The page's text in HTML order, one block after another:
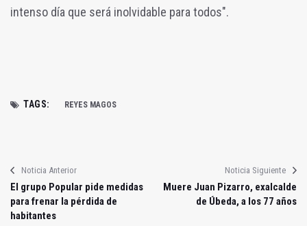
intenso día que será inolvidable para todos".
TAGS: REYES MAGOS
Noticia Anterior
El grupo Popular pide medidas
para frenar la pérdida de
habitantes
Noticia Siguiente
Muere Juan Pizarro, exalcalde
de Úbeda, a los 77 años